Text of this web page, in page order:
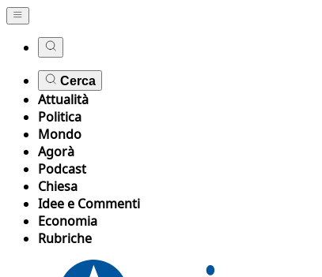
Cerca
Attualità
Politica
Mondo
Agorà
Podcast
Chiesa
Idee e Commenti
Economia
Rubriche